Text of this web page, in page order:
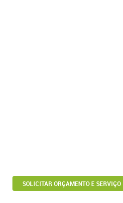
SOLICITAR ORÇAMENTO E SERVIÇO